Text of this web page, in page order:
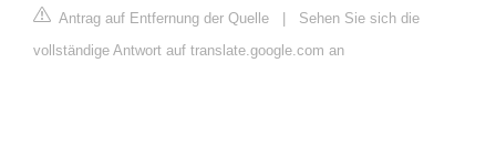
Antrag auf Entfernung der Quelle | Sehen Sie sich die
vollständige Antwort auf translate.google.com an